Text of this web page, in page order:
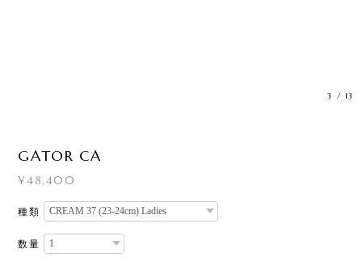
3 / 13
GATOR CA
¥48,400
種類
数量